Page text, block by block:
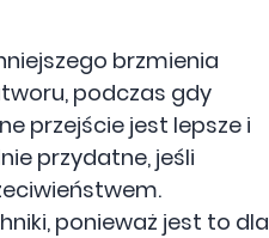
brzmienia
podczas gdy
przejście jest lepsze i
przydatne, jeśli
ponieważ jest to dla